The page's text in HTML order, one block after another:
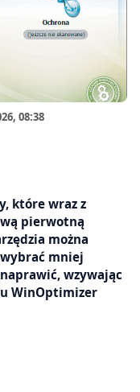
08:38
które wraz z
pierwotną
można
mniej
wzywając
WinOptimizer